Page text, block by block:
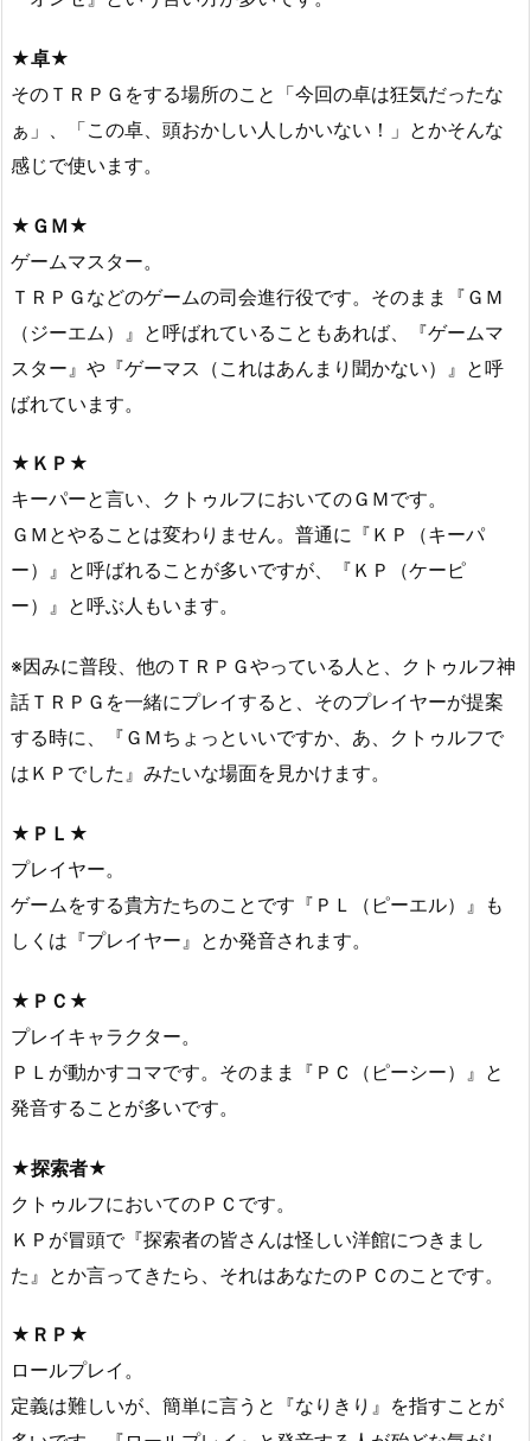
★卓★
そのＴＲＰＧをする場所のこと「今回の卓は狂気だったな
ぁ」、「この卓、頭おかしい人しかいない！」とかそんな
感じで使います。
★ＧＭ★
ゲームマスター。
ＴＲＰＧなどのゲームの司会進行役です。そのまま『ＧＭ
（ジーエム）』と呼ばれていることもあれば、『ゲームマ
スター』や『ゲーマス（これはあんまり聞かない）』と呼
ばれています。
★ＫＰ★
キーパーと言い、クトゥルフにおいてのＧＭです。
ＧＭとやることは変わりません。普通に『ＫＰ（キーパ
ー）』と呼ばれることが多いですが、『ＫＰ（ケーピ
ー）』と呼ぶ人もいます。
※因みに普段、他のＴＲＰＧやっている人と、クトゥルフ神
話ＴＲＰＧを一緒にプレイすると、そのプレイヤーが提案
する時に、『ＧＭちょっといいですか、あ、クトゥルフで
はＫＰでした』みたいな場面を見かけます。
★ＰＬ★
プレイヤー。
ゲームをする貴方たちのことです『ＰＬ（ピーエル）』も
しくは『プレイヤー』とか発音されます。
★ＰＣ★
プレイキャラクター。
ＰＬが動かすコマです。そのまま『ＰＣ（ピーシー）』と
発音することが多いです。
★探索者★
クトゥルフにおいてのＰＣです。
ＫＰが冒頭で『探索者の皆さんは怪しい洋館につきまし
た』とか言ってきたら、それはあなたのＰＣのことです。
★ＲＰ★
ロールプレイ。
定義は難しいが、簡単に言うと『なりきり』を指すことが